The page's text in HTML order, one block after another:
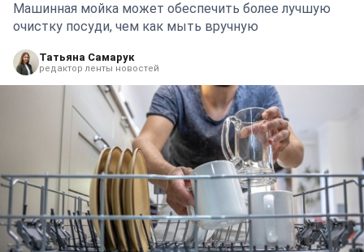
Машинная мойка может обеспечить более лучшую
очистку посуди, чем как мыть вручную
Татьяна Самарук
редактор ленты новостей